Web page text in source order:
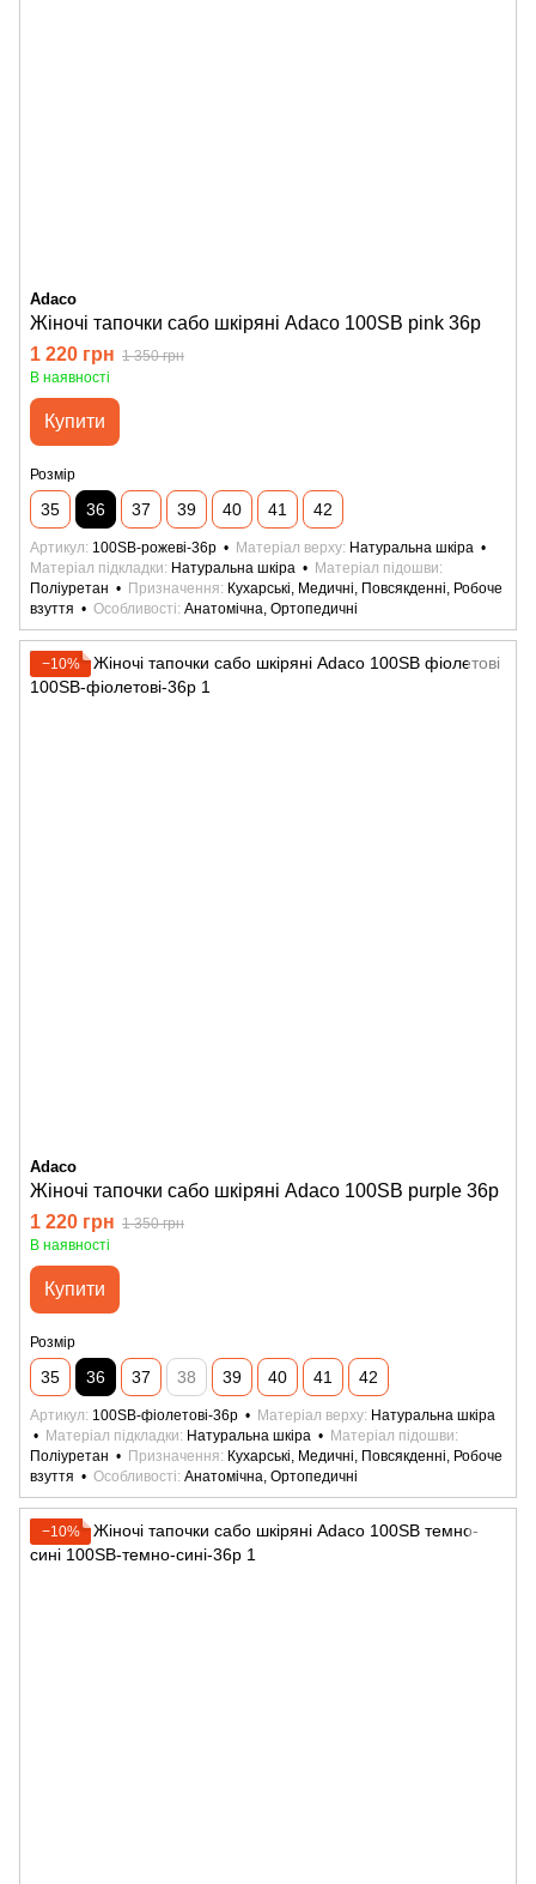
Adaco
Жіночі тапочки сабо шкіряні Adaco 100SB pink 36р
1 220 грн 1 350 грн
В наявності
Купити
Розмір
35 36 37 39 40 41 42
Артикул 100SB-рожеві-36р Матеріал верху Натуральна шкіра
Матеріал підкладки
Натуральна шкіра
Матеріал підошви
Поліуретан
Призначення
Кухарські, Медичні, Повсякденні, Робоче
взуття
Особливості Анатомічна, Ортопедичні
−10%
Adaco
Жіночі тапочки сабо шкіряні Adaco 100SB purple 36р
1 220 грн 1 350 грн
В наявності
Купити
Розмір
35 36 37 38 39 40 41 42
Артикул 100SB-фіолетові-36р Матеріал верху Натуральна шкіра
Матеріал підкладки
Натуральна шкіра
Матеріал підошви
Поліуретан
Призначення
Кухарські, Медичні, Повсякденні, Робоче
взуття
Особливості Анатомічна, Ортопедичні
−10%